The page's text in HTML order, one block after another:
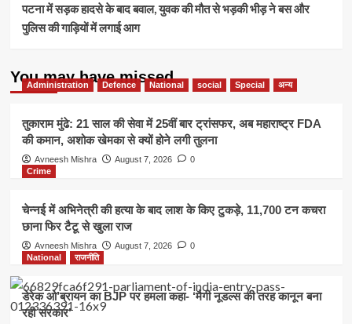
पटना में सड़क हादसे के बाद बवाल, युवक की मौत से भड़की भीड़ ने बस और
पुलिस की गाड़ियों में लगाई आग
You may have missed
Administration Defence National social Special अन्य
तुकाराम मुंढे: 21 साल की सेवा में 25वीं बार ट्रांसफर, अब महाराष्ट्र FDA
की कमान, अशोक खेमका से क्यों होने लगी तुलना
Avneesh Mishra August 7, 2026
0
Crime
चेन्नई में अभिनेत्री की हत्या के बाद लाश के किए टुकड़े, 11,700 टन कचरा
छाना फिर टैटू से खुला राज
Avneesh Mishra August 7, 2026
0
National
राजनीति
डेरेक ओ’ब्रायन का BJP पर हमला कहा- ‘मैगी नूडल्स की तरह कानून बना
रही सरकार’